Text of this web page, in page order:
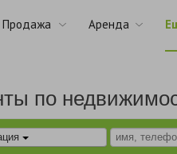
Продажа Аренда
по